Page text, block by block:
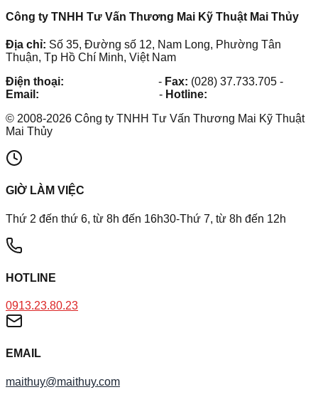
Công ty TNHH Tư Vấn Thương Mai Kỹ Thuật Mai Thủy
Địa chỉ: Số 35, Đường số 12, Nam Long, Phường Tân
Thuận, Tp Hồ Chí Minh, Việt Nam
Điện thoại:
- Fax: (028) 37.733.705 -
Email:
- Hotline:
© 2008-2026 Công ty TNHH Tư Vấn Thương Mai Kỹ Thuật
Mai Thủy
GIỜ LÀM VIỆC
Thứ 2 đến thứ 6, từ 8h đến 16h30-Thứ 7, từ 8h đến 12h
HOTLINE
0913.23.80.23
EMAIL
maithuy@maithuy.com